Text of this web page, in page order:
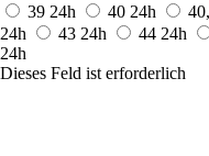
39 24h 40 24h
24h
43 24h 44 24h
24h
Dieses Feld ist erforderlich